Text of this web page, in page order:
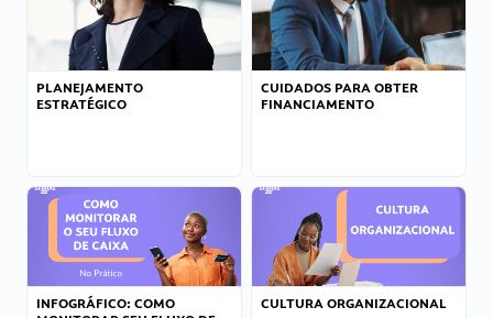
PLANEJAMENTO
ESTRATÉGICO
CUIDADOS PARA OBTER
FINANCIAMENTO
INFOGRÁFICO: COMO
CULTURA ORGANIZACIONAL